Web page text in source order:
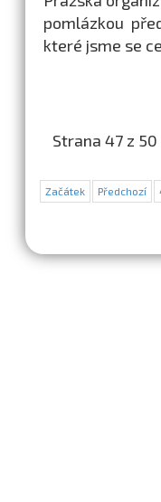
pomlázkou
které jsme se
Strana 47 z 50
Začátek Předchozí